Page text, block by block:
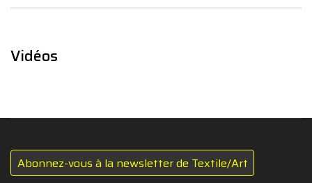
Vidéos
Abonnez-vous à la newsletter de Textile/Art